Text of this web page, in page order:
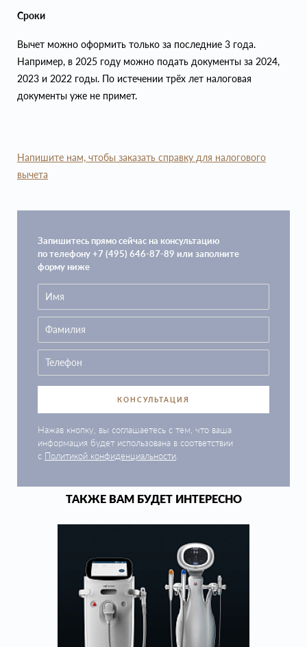
Сроки
Вычет можно оформить только за последние 3 года.
Например, в 2025 году можно подать документы за 2024,
2023 и 2022 годы. По истечении трёх лет налоговая
документы уже не примет.
Напишите нам, чтобы заказать справку для налогового
вычета
Запишитесь прямо сейчас на консультацию
по телефону +7 (495) 646-87-89 или заполните
форму ниже
КОНСУЛЬТАЦИЯ
Нажав кнопку, вы соглашаетесь с тем, что ваша
информация будет использована в соответствии
с Политикой конфиденциальности
ТАКЖЕ ВАМ БУДЕТ ИНТЕРЕСНО